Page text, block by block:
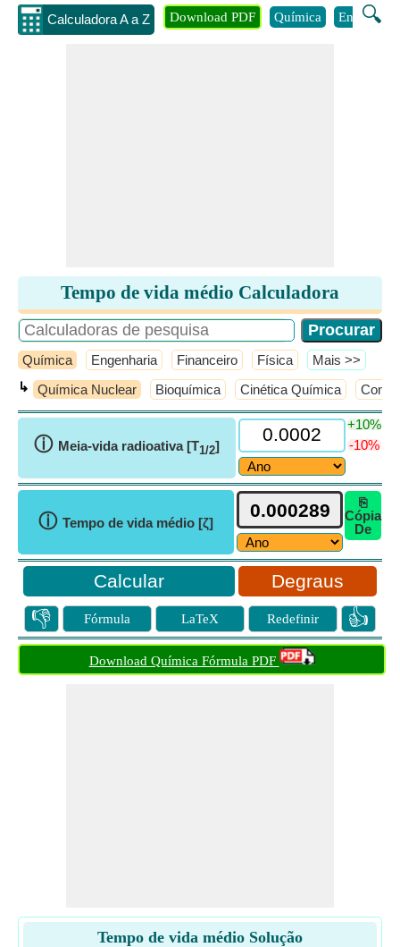
Calculadora A a Z 🔍
Download PDF Química
Tempo de vida médio Calculadora
Química Engenharia Financeiro Física ​Mais >>
↳ Química Nuclear Bioquímica Cinética Química
ⓘ Meia-vida radioativa [T1/2]
+10%
-10%
ⓘ Tempo de vida médio [ζ]
⎘
Cópia
De
Degraus
👎 Fórmula LaTeX Redefinir 👍
Download Química Fórmula PDF
Tempo de vida médio Solução